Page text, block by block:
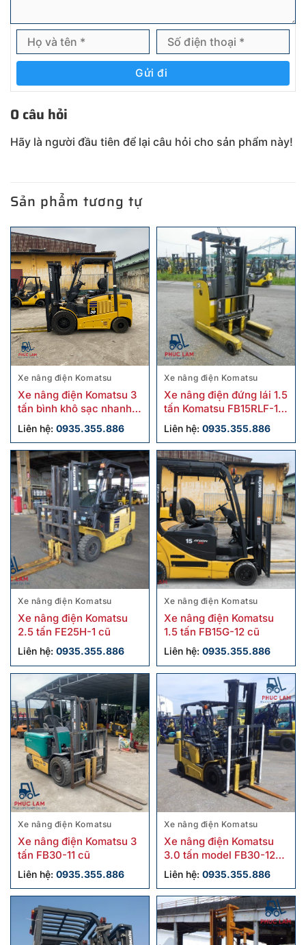
Gửi đi
0 câu hỏi
Hãy là người đầu tiên để lại câu hỏi cho sản phẩm này!
Sản phẩm tương tự
Xe nâng điện Komatsu
Xe nâng điện Komatsu 3
tấn bình khô sạc nhanh
FE30-1 cũ
Liên hệ: 0935.355.886
Xe nâng điện Komatsu
Xe nâng điện đứng lái 1.5
tấn Komatsu FB15RLF-15
cũ
Liên hệ: 0935.355.886
Xe nâng điện Komatsu
Xe nâng điện Komatsu
2.5 tấn FE25H-1 cũ
Liên hệ: 0935.355.886
Xe nâng điện Komatsu
Xe nâng điện Komatsu
1.5 tấn FB15G-12 cũ
Liên hệ: 0935.355.886
Xe nâng điện Komatsu
Xe nâng điện Komatsu 3
tấn FB30-11 cũ
Liên hệ: 0935.355.886
Xe nâng điện Komatsu
Xe nâng điện Komatsu
3.0 tấn model FB30-12
cũ
Liên hệ: 0935.355.886